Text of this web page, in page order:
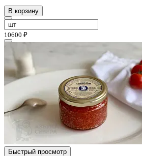
В корзину
10600 ₽
Быстрый просмотр